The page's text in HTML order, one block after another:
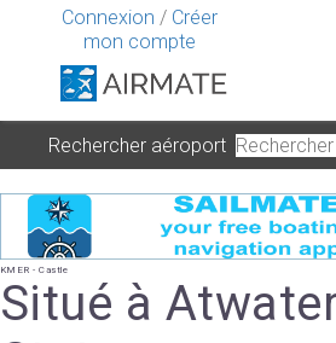
Connexion / Créer
mon compte
Rechercher aéroport
KMER - Castle
Situé à